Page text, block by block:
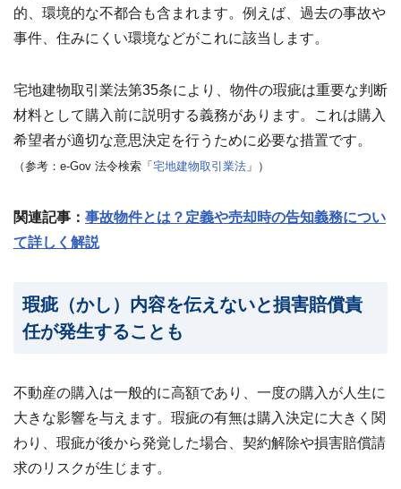
✉
無料
査
い合
わせ
メー
ルフ
ォー
ムは
こち
📞
お電
話で
0120-
536-
408 ／
9:00〜
資料
ダウ
ンロ
ード
料）
的、環境的な不都合も含まれます。例えば、過去の事故や
事件、住みにくい環境などがこれに該当します。
宅地建物取引業法第35条により、物件の瑕疵は重要な判断
材料として購入前に説明する義務があります。これは購入
希望者が適切な意思決定を行うために必要な措置です。
（参考：e-Gov 法令検索「宅地建物取引業法 」）
関連記事： 事故物件とは？定義や売却時の告知義務につい
て詳しく解説
瑕疵（かし）内容を伝えないと損害賠償責
任が発生することも
不動産の購入は一般的に高額であり、一度の購入が人生に
大きな影響を与えます。瑕疵の有無は購入決定に大きく関
わり、瑕疵が後から発覚した場合、契約解除や損害賠償請
求のリスクが生じます。